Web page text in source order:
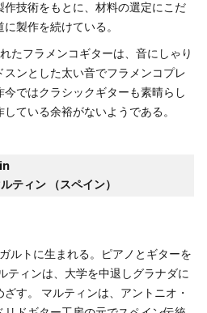
技術をもとに、材料の選定にこだ
製作を続けている。
たフラメンコギターは、音にしゃり
ンとした太い音でフラメンコプレ
ではクラシックギターも素晴らし
ている余裕がないようである。
ティン （スペイン）
ルトに生まれる。ピアノとギターを
ティンは、大学を中退しグラナダに
す。 マルティンは、アントニオ・